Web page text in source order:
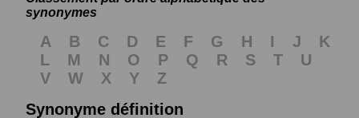
synonymes
A B C D E F G H I J
K
L
M N O P Q R S T
U
V
W X Y
Z
Synonyme définition